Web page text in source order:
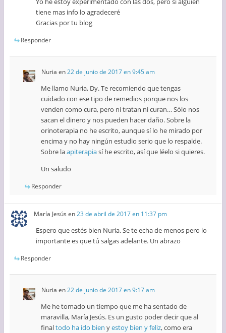
tiene mas info lo agradeceré
Gracias por tu blog
Responder
Nuria en22 de junio de 2017 en 9:45 am
Me llamo Nuria, Dy. Te recomiendo que tengas
cuidado con ese tipo de remedios porque nos los
venden como cura, pero ni tratan ni curan… Sólo nos
sacan el dinero y nos pueden hacer daño. Sobre la
orinoterapia no he escrito, aunque sí lo he mirado por
encima y no hay ningún estudio serio que lo respalde.
Sobre laapiterapiasí he escrito, así que léelo si quieres.
Un saludo
Responder
María Jesús en23 de abril de 2017 en 11:37 pm
Espero que estés bien Nuria. Se te echa de menos pero lo
importante es que tú salgas adelante. Un abrazo
Responder
Nuria en22 de junio de 2017 en 9:17 am
Me he tomado un tiempo que me ha sentado de
maravilla, María Jesús. Es un gusto poder decir que al
finaltodo ha ido bien yestoy bien y feliz, como era